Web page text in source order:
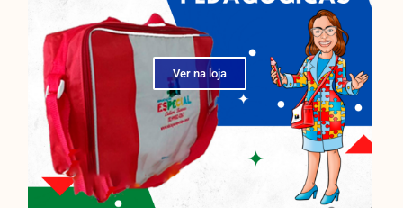
Ver na loja